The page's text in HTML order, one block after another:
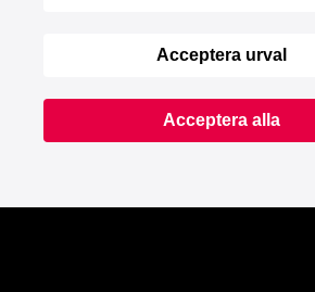
Acceptera urval
Acceptera alla